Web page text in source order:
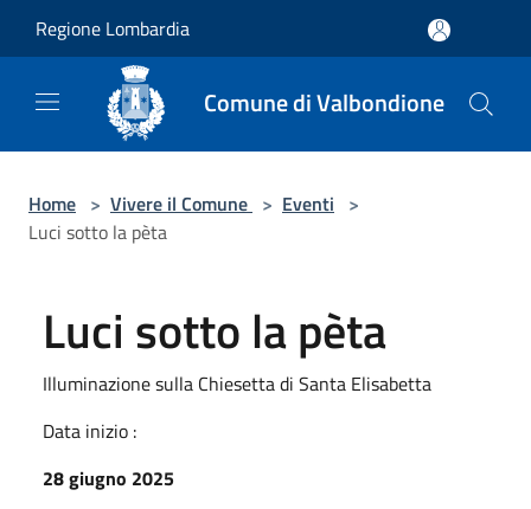
Regione Lombardia
Comune di Valbondione
Home > Vivere il Comune > Eventi >
Luci sotto la pèta
Luci sotto la pèta
Illuminazione sulla Chiesetta di Santa Elisabetta
Data inizio :
28 giugno 2025